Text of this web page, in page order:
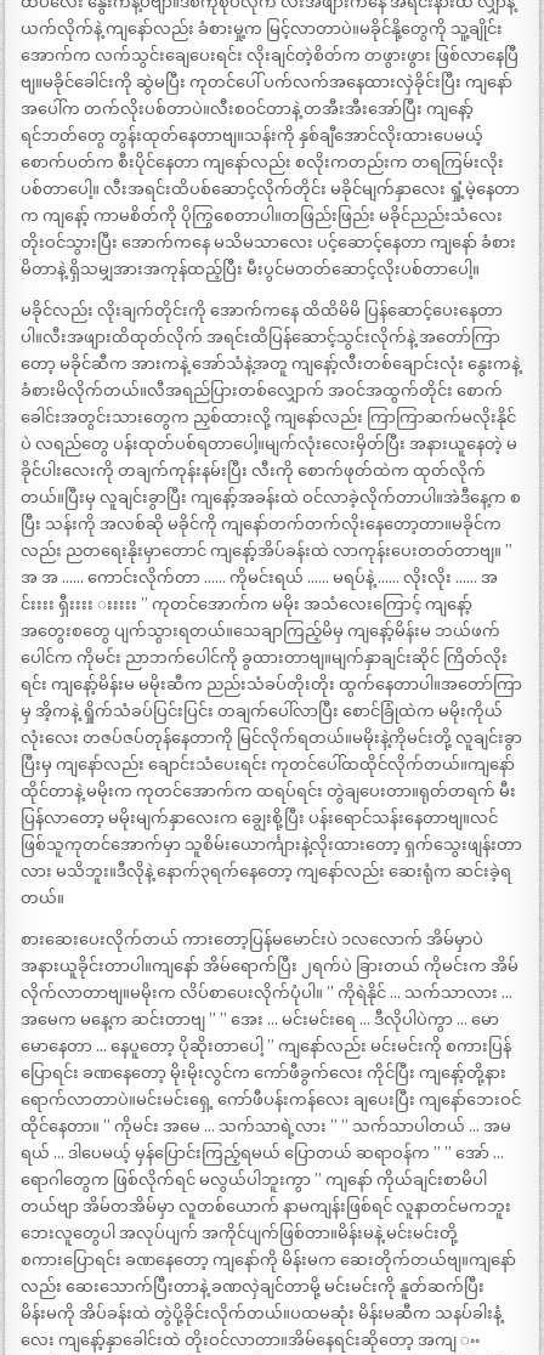
ယက်လိုက်နဲ့ ကျနော်လည်း ခံစားမှု့က မြင့်လာတာပဲ။မခိုင်နို့တွေကို သူ့ချိုင်း
အောက်က လက်သွင်းချေပေးရင်း လိုးချင်တဲ့စိတ်က တဖွားဖွား ဖြစ်လာနေပြီ
ဗျ။မခိုင်ခေါင်းကို ဆွဲမပြီး ကုတင်ပေါ် ပက်လက်အနေထားလှဲခိုင်းပြီး ကျနော်
အပေါ်က တက်လိုးပစ်တာပဲ။လီးစဝင်တာနဲ့ တအီးအီးအော်ပြီး ကျနော့်
ရင်ဘတ်တွေ တွန်းထုတ်နေတာဗျ။သန်းကို နှစ်ချီအောင်လိုးထားပေမယ့်
စောက်ပတ်က စီးပိုင်နေတာ ကျနော်လည်း စလိုးကတည်းက တရကြမ်းလိုး
ပစ်တာပေါ့။ လီးအရင်းထိပစ်ဆောင့်လိုက်တိုင်း မခိုင်မျက်နှာလေး ရှုံ့မဲ့နေတာ
က ကျနော့် ကာမစိတ်ကို ပိုကြွစေတာပါ။တဖြည်းဖြည်း မခိုင်ညည်းသံလေး
တိုးဝင်သွားပြီး အောက်ကနေ မသိမသာလေး ပင့်ဆောင့်နေတာ ကျနော် ခံစား
မိတာနဲ့ ရှိသမျှအားအကုန်ထည့်ပြီး မီးပွင်မတတ်ဆောင့်လိုးပစ်တာပေါ့။
မခိုင်လည်း လိုးချက်တိုင်းကို အောက်ကနေ ထိထိမိမိ ပြန်ဆောင့်ပေးနေတာ
ပါ။လီးအဖျားထိထုတ်လိုက် အရင်းထိပြန်ဆောင့်သွင်းလိုက်နဲ့ အတော်ကြာ
တော့ မခိုင်ဆီက အားကနဲ့ အော်သံနဲ့အတူ ကျနော့်လီးတစ်ချောင်းလုံး နွေးကနဲ့
ခံစားမိလိုက်တယ်။လီအရည်ပြားတစ်လျှောက် အဝင်အထွက်တိုင်း စောက်
ခေါင်းအတွင်းသားတွေက ညှစ်ထားလို့ ကျနော်လည်း ကြာကြာဆက်မလိုးနိုင်
ပဲ လရည်တွေ ပန်းထုတ်ပစ်ရတာပေါ့။မျက်လုံးလေးမှိတ်ပြီး အနားယူနေတဲ့ မ
ခိုင်ပါးလေးကို တချက်ကုန်းနမ်းပြီး လီးကို စောက်ဖုတ်ထဲက ထုတ်လိုက်
တယ်။ပြီးမှ လူချင်းခွာပြီး ကျနော့်အခန်းထဲ ဝင်လာခဲ့လိုက်တာပါ။အဲဒီနေ့က စ
ပြီး သန်းကို အလစ်ဆို မခိုင်ကို ကျနော်တက်တက်လိုးနေတော့တာ။မခိုင်က
လည်း ညတရေးနိုးမှာတောင် ကျနော့်အိပ်ခန်းထဲ လာကုန်းပေးတတ်တာဗျ။ ”
အ အ …… ကောင်းလိုက်တာ …… ကိုမင်းရယ် …… မရပ်နဲ့ …… လိုးလိုး …… အ
င်းးးး ရှီးးးး းးးးး ” ကုတင်အောက်က မမိုး အသံလေးကြောင့် ကျနော့်
အတွေးစတွေ ပျက်သွားရတယ်။သေချာကြည့်မိမှ ကျနော့်မိန်းမ ဘယ်ဖက်
ပေါင်က ကိုမင်း ညာဘက်ပေါင်ကို ခွထားတာဗျ။မျက်နှာချင်းဆိုင် ကြိတ်လိုး
ရင်း ကျနော့်မိန်းမ မမိုးဆီက ညည်းသံခပ်တိုးတိုး ထွက်နေတာပါ။အတော်ကြာ
မှ အိ့ကနဲ့ ရှိုက်သံခပ်ပြင်းပြင်း တချက်ပေါ်လာပြီး စောင်ခြုံထဲက မမိုးကိုယ်
လုံးလေး တဇပ်ဇပ်တုန်နေတာကို မြင်လိုက်ရတယ်။မမိုးနဲ့ကိုမင်းတို့ လူချင်းခွာ
ပြီးမှ ကျနော်လည်း ချောင်းသံပေးရင်း ကုတင်ပေါ်ထထိုင်လိုက်တယ်။ကျနော်
ထိုင်တာနဲ့ မမိုးက ကုတင်အောက်က ထရပ်ရင်း တွဲချပေးတာ။ရုတ်တရက် မီး
ပြန်လာတော့ မမိုးမျက်နှာလေးက ချွေးစို့ပြီး ပန်းရောင်သန်းနေတာဗျ။လင်
ဖြစ်သူကုတင်အောက်မှာ သူစိမ်းယောင်္ကျားနဲ့လိုးထားတော့ ရှက်သွေးဖျန်းတာ
လား မသိဘူး။ဒီလိုနဲ့ နောက်၃ရက်နေတော့ ကျနော်လည်း ဆေးရုံက ဆင်းခဲ့ရ
တယ်။
စားဆေးပေးလိုက်တယ် ကားတော့ပြန်မမောင်းပဲ ၁လလောက် အိမ်မှာပဲ
အနားယူခိုင်းတာပါ။ကျနော် အိမ်ရောက်ပြီး ၂ရက်ပဲ ခြားတယ် ကိုမင်းက အိမ်
လိုက်လာတာဗျ။မမိုးက လိပ်စာပေးလိုက်ပုံပါ။ ” ကိုရဲနိုင် … သက်သာလား …
အမေက မနေ့က ဆင်းတာဗျ ” ” အေး … မင်းမင်းရေ … ဒီလိုပါပဲကွာ … မော
မောနေတာ … နေပူတော့ ပိုဆိုးတာပေါ့ ” ကျနော်လည်း မင်းမင်းကို စကားပြန်
ပြောရင်း ခဏနေတော့ မိုးမိုးလွင်က ကော်ဖီခွက်လေး ကိုင်ပြီး ကျနော့်တို့နား
ရောက်လာတာပဲ။မင်းမင်းရှေ့ ကော်ဖီပန်းကန်လေး ချပေးပြီး ကျနော်ဘေးဝင်
ထိုင်နေတာ။ ” ကိုမင်း အမေ … သက်သာရဲ့လား ” ” သက်သာပါတယ် … အမ
ရယ် … ဒါပေမယ့် မှန်ပြောင်းကြည့်ရမယ် ပြောတယ် ဆရာဝန်က ” ” အော် …
ရောဂါတွေက ဖြစ်လိုက်ရင် မလွယ်ပါဘူးကွာ ” ကျနော် ကိုယ်ချင်းစာမိပါ
တယ်ဗျာ အိမ်တအိမ်မှာ လူတစ်ယောက် နာမကျန်းဖြစ်ရင် လူနာတင်မကဘူး
ဘေးလူတွေပါ အလုပ်ပျက် အကိုင်ပျက်ဖြစ်တာ။မိန်းမနဲ့ မင်းမင်းတို့
စကားပြောရင်း ခဏနေတော့ ကျနော်ကို မိန်းမက ဆေးတိုက်တယ်ဗျ။ကျနော်
လည်း ဆေးသောက်ပြီးတာနဲ့ ခဏလှဲချင်တာမို့ မင်းမင်းကို နူတ်ဆက်ပြီး
မိန်းမကို အိပ်ခန်းထဲ တွဲပို့ခိုင်းလိုက်တယ်။ပထမဆုံး မိန်းမဆီက သနပ်ခါးနံ့
လေး ကျနော့်နှာခေါင်းထဲ တိုးဝင်လာတာ။အိမ်နေရင်းဆိုတော့ အကျ ႌ